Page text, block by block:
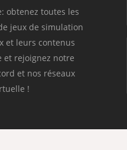
obtenez toutes les
jeux de simulation
et leurs contenus
rejoignez notre
et nos réseaux
!